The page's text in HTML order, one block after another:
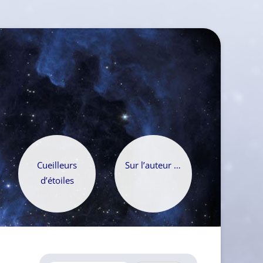
Cueilleurs
d’étoiles
Sur l’auteur …